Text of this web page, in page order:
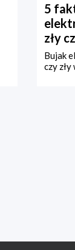
5
zły
Bujak
czy zły